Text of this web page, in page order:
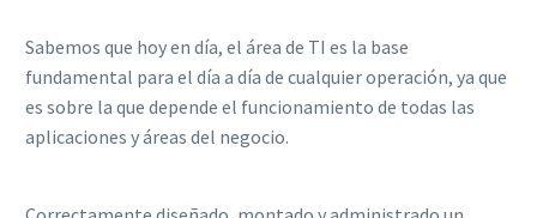
Sabemos que hoy en día, el área de TI es la base
fundamental para el día a día de cualquier operación, ya que
es sobre la que depende el funcionamiento de todas las
aplicaciones y áreas del negocio.